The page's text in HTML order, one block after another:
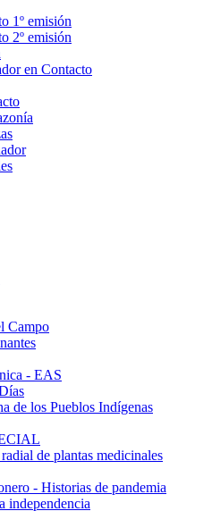
1º emisión
2º emisión
en Contacto
Campo
- EAS
de los Pueblos Indígenas
de plantas medicinales
- Historias de pandemia
independencia